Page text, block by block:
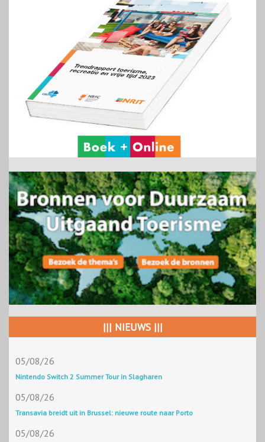
||| NIEUWS |||
05/08/26
Nintendo Switch 2 Summer Tour in Slagharen
05/08/26
Transavia breidt uit in Brussel: nieuwe route naar Porto
05/08/26